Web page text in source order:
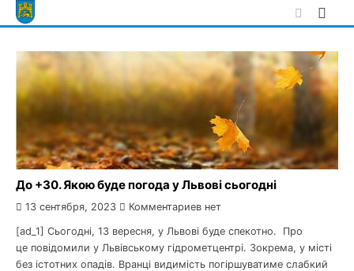
Skip
to
До +30. Якою буде погода у Львові сьогодні
13 сентября, 2023 Комментариев нет
[ad_1] Сьогодні, 13 вересня, у Львові буде спекотно. Про
це повідомили у Львівському гідрометцентрі. Зокрема, у місті
без істотних опадів. Вранці видимість погіршуватиме слабкий